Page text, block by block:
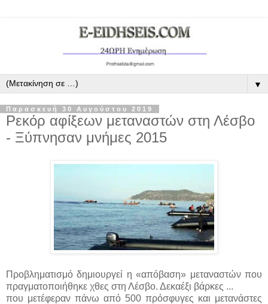
▼
Παρασκευή 30 Αυγούστου 2019
Ρεκόρ αφίξεων μεταναστών στη Λέσβο
- Ξύπνησαν μνήμες 2015
Προβληματισμό δημιουργεί η «απόβαση» μεταναστών που
πραγματοποιήθηκε χθες στη Λέσβο. Δεκαέξι βάρκες ...
που μετέφεραν πάνω από 500 πρόσφυγες και μετανάστες